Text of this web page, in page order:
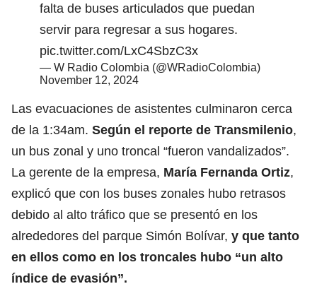
falta de buses articulados que puedan
servir para regresar a sus hogares.
pic.twitter.com/LxC4SbzC3x
— W Radio Colombia (@WRadioColombia)
November 12, 2024
Las evacuaciones de asistentes culminaron cerca
de la 1:34am. Según el reporte de Transmilenio,
un bus zonal y uno troncal “fueron vandalizados”.
La gerente de la empresa, María Fernanda Ortiz,
explicó que con los buses zonales hubo retrasos
debido al alto tráfico que se presentó en los
alrededores del parque Simón Bolívar, y que tanto
en ellos como en los troncales hubo “un alto
índice de evasión”.